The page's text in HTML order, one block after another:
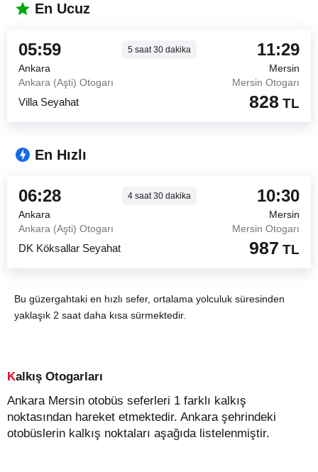
En Ucuz
05:59 5saat30dakika 11:29
Ankara
Mersin
Ankara (Aşti) Otogarı
Mersin Otogarı
Villa Seyahat 828 TL
En Hızlı
06:28 4saat30dakika 10:30
Ankara
Mersin
Ankara (Aşti) Otogarı
Mersin Otogarı
DK Köksallar Seyahat 987 TL
Bu güzergahtaki en hızlı sefer, ortalama yolculuk süresinden
yaklaşık 2 saat daha kısa sürmektedir.
Kalkış Otogarları
Ankara Mersin otobüs seferleri 1 farklı kalkış
noktasından hareket etmektedir. Ankara şehrindeki
otobüslerin kalkış noktaları aşağıda listelenmiştir.